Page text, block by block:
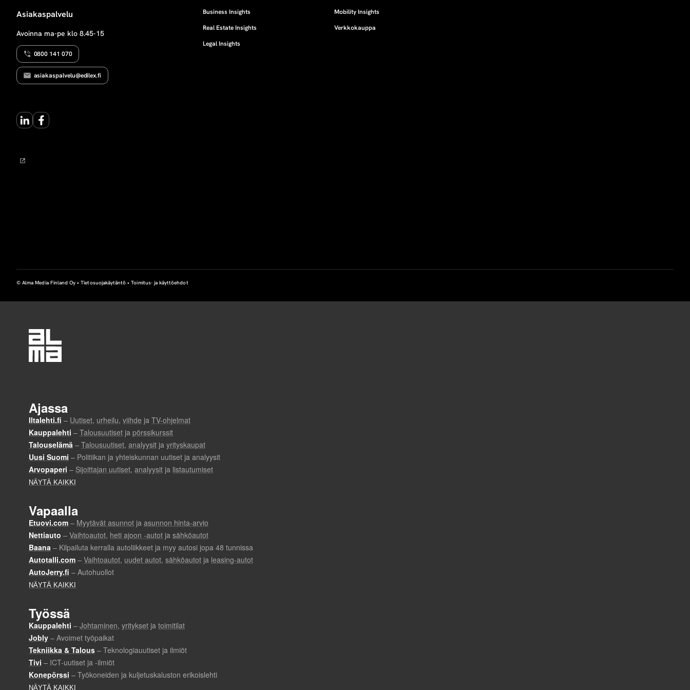
Asiakaspalvelu
Avoinna ma-pe klo 8.45-15
0800 141 070
asiakaspalvelu@edilex.fi
Business Insights
Real Estate Insights
Legal Insights
Mobility Insights
Verkkokauppa
LinkedInFacebook
© Alma Media Finland Oy •Tietosuojakäytäntö •Toimitus- ja käyttöehdot